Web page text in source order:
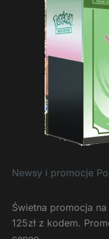
Newsy i promocje
Świetna promocja
125zł z kodem.